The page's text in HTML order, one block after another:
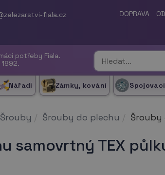
fiala.cz DOPRAVA
potřeby Fiala.
Nářadí Zámky, kování
Šrouby Šrouby do plechu Šrouby
samovrtný TEX